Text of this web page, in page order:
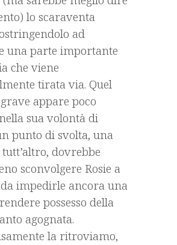
lo scaraventa
ad
una parte importante
che viene
tirata via. Quel
appare poco
sua volontà di
punto di svolta, una
dovrebbe
sconvolgere Rosie a
impedirle ancora una
possesso della
agognata.
la ritroviamo,